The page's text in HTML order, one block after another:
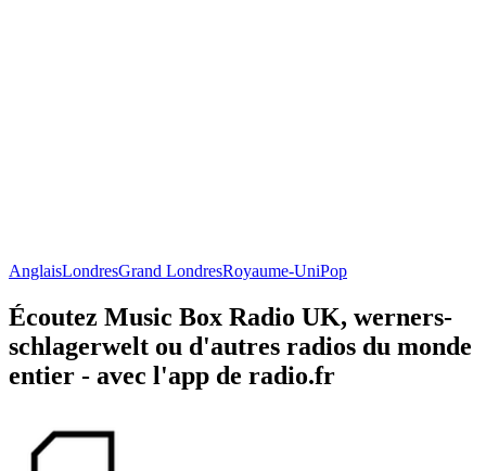
AnglaisLondresGrand LondresRoyaume-UniPop
Écoutez Music Box Radio UK, werners-
schlagerwelt ou d'autres radios du monde
entier - avec l'app de radio.fr